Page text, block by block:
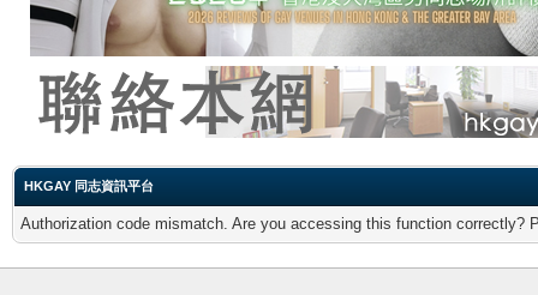
HKGAY 同志資訊平台
Authorization code mismatch. Are you accessing this function correctly?